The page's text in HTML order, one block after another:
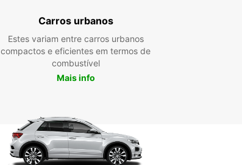
Carros urbanos
Estes variam entre carros urbanos
compactos e eficientes em termos de
combustível
Mais info